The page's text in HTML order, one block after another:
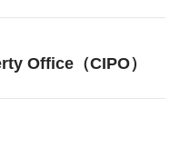
Office（CIPO）